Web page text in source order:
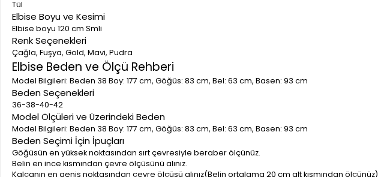
Tül
Elbise Boyu ve Kesimi
Elbise boyu 120 cm Smli
Renk Seçenekleri
Çağla, Fuşya, Gold, Mavi, Pudra
Elbise Beden ve Ölçü Rehberi
Model Bilgileri: Beden 38 Boy: 177 cm, Göğüs: 83 cm, Bel: 63 cm, Basen: 93 cm
Beden Seçenekleri
36-38-40-42
Model Ölçüleri ve Üzerindeki Beden
Model Bilgileri: Beden 38 Boy: 177 cm, Göğüs: 83 cm, Bel: 63 cm, Basen: 93 cm
Beden Seçimi İçin İpuçları
Göğüsün en yüksek noktasından sırt çevresiyle beraber ölçünüz.
Belin en ince kısmından çevre ölçüsünü alınız.
Kalçanın en geniş noktasından çevre ölçüsü alınız(Belin ortalama 20 cm alt kısmından ölçünüz)